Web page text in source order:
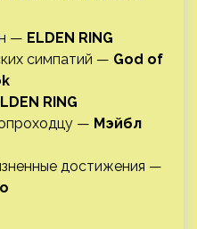
— ELDEN RING
симпатий — God of
RING
— Мэйбл
достижения —